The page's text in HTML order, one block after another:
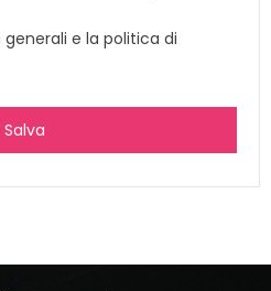
e la politica di
Salva